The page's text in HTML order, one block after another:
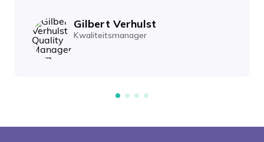
Gilbert Verhulst
Kwaliteitsmanager